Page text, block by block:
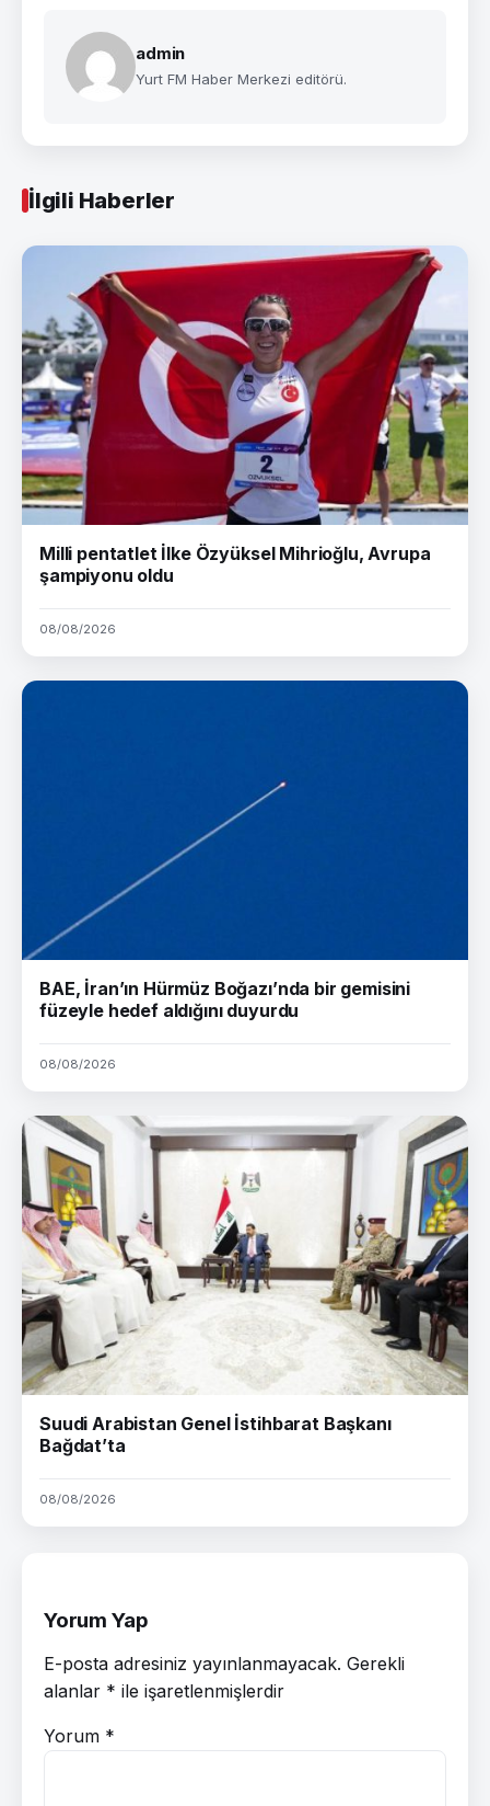
admin
Yurt FM Haber Merkezi editörü.
İlgili Haberler
Milli pentatlet İlke Özyüksel Mihrioğlu, Avrupa
şampiyonu oldu
08/08/2026
BAE, İran’ın Hürmüz Boğazı’nda bir gemisini
füzeyle hedef aldığını duyurdu
08/08/2026
Suudi Arabistan Genel İstihbarat Başkanı
Bağdat’ta
08/08/2026
Yorum Yap
E-posta adresiniz yayınlanmayacak. Gerekli
alanlar * ile işaretlenmişlerdir
Yorum *